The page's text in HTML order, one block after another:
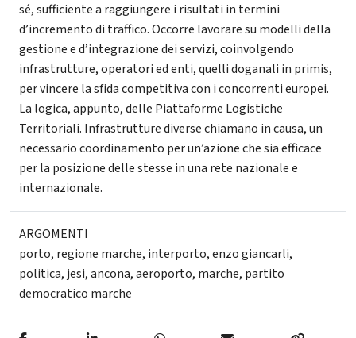
sé, sufficiente a raggiungere i risultati in termini
d’incremento di traffico. Occorre lavorare su modelli della
gestione e d’integrazione dei servizi, coinvolgendo
infrastrutture, operatori ed enti, quelli doganali in primis,
per vincere la sfida competitiva con i concorrenti europei.
La logica, appunto, delle Piattaforme Logistiche
Territoriali. Infrastrutture diverse chiamano in causa, un
necessario coordinamento per un’azione che sia efficace
per la posizione delle stesse in una rete nazionale e
internazionale.
ARGOMENTI
porto, regione marche, interporto,enzo giancarli,
politica, jesi,ancona,aeroporto, marche, partito
democratico marche